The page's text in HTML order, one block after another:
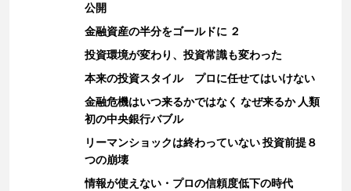
公開
金融資産の半分をゴールドに ２
投資環境が変わり、投資常識も変わった
本来の投資スタイル プロに任せてはいけない
金融危機はいつ来るかではなく なぜ来るか 人類
初の中央銀行バブル
リーマンショックは終わっていない 投資前提８
つの崩壊
情報が使えない・プロの信頼度低下の時代